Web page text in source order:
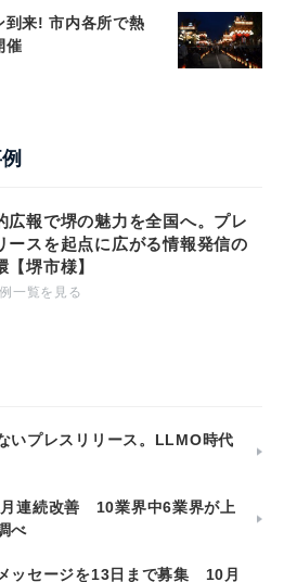
到来! 市内各所で熱
催
広報で堺の魅力を全国へ。プレ
ースを起点に広がる情報発信の
【堺市様】
一覧を見る
いプレスリリース。LLMO時代
連続改善 10業界中6業界が上
べ
ッセージを13日まで募集 10月